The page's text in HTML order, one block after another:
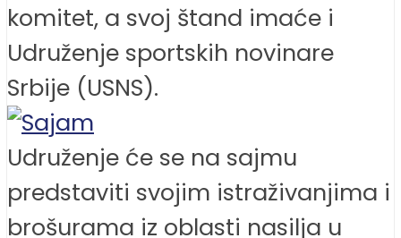
komitet, a svoj štand imaće i
Udruženje sportskih novinare
Srbije (USNS).
Udruženje će se na sajmu
predstaviti svojim istraživanjima i
brošurama iz oblasti nasilja u